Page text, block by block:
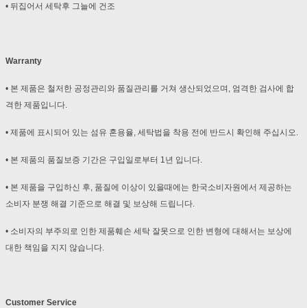
• 뒤집어서 세탁후 그늘에 건조
Warranty
• 본 제품은 철저한 공정관리와 품질관리를 거쳐 생산되었으며, 엄격한 검사에 합
격한 제품입니다.
• 제품에 표시되어 있는 섬유 혼용율, 세탁법을 착용 전에 반드시 확인해 주십시오.
• 본 제품의 품질보증 기간은 구입일로부터 1년 입니다.
• 본 제품을 구입하신 후, 품질에 이상이 있을때에는 한국소비자원에서 제공하는
소비자 분쟁 해결 기준으로 해결 및 보상해 드립니다.
• 소비자의 부주의로 인한 제품훼손 세탁 잘못으로 인한 변형에 대해서는 보상에
대한 책임을 지지 않습니다.
Customer Service